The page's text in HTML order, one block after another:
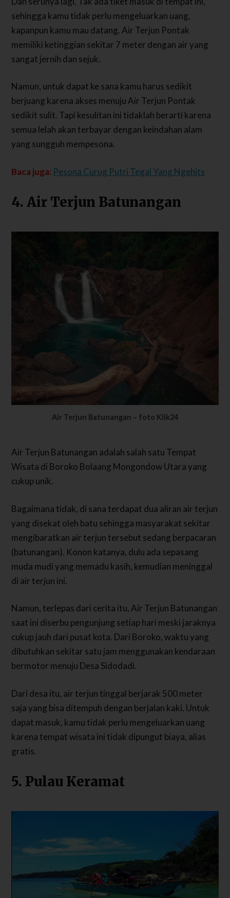
sehingga kamu tidak perlu mengeluarkan uang,
kapanpun kamu mau datang. Air Terjun Pontak
memiliki ketinggian sekitar 7 meter dengan air yang
sangat jernih dan sejuk.
Namun, untuk dapat ke sana kamu harus sedikit
berjuang karena akses menuju Air Terjun Pontak
sedikit sulit. Tapi kesulitan ini tidaklah berarti karena
semua lelah akan terbayar dengan keindahan alam
yang sungguh mempesona.
Baca juga: Pesona Curug Putri Tegal Yang Ngehits
4. Air Terjun Batunangan
Air Terjun Batunangan – foto Klik24
Air Terjun Batunangan adalah salah satu Tempat
Wisata di Boroko Bolaang Mongondow Utara yang
cukup unik.
Bagaimana tidak, di sana terdapat dua aliran air terjun
yang disekat oleh batu sehingga masyarakat sekitar
mengibaratkan air terjun tersebut sedang berpacaran
(batunangan). Konon katanya, dulu ada sepasang
muda mudi yang memadu kasih, kemudian meninggal
di air terjun ini.
Namun, terlepas dari cerita itu, Air Terjun Batunangan
saat ini diserbu pengunjung setiap hari meski jaraknya
cukup jauh dari pusat kota. Dari Boroko, waktu yang
dibutuhkan sekitar satu jam menggunakan kendaraan
bermotor menuju Desa Sidodadi.
Dari desa itu, air terjun tinggal berjarak 500 meter
saja yang bisa ditempuh dengan berjalan kaki. Untuk
dapat masuk, kamu tidak perlu mengeluarkan uang
karena tempat wisata ini tidak dipungut biaya, alias
gratis.
5. Pulau Keramat